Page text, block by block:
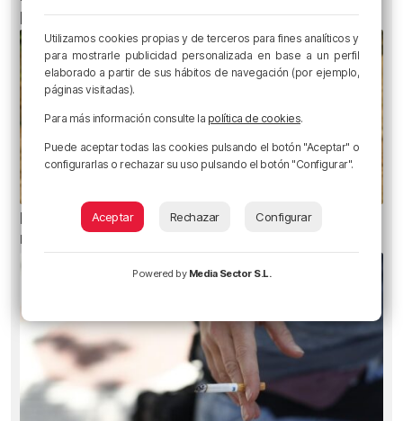
pueden dañar la retina durante el eclipse
El aviso de los pediatras ante el eclipse: una
mirada puede causar daños irreversibles
Utilizamos cookies propias y de terceros para fines analíticos y
para mostrarle publicidad personalizada en base a un perfil
elaborado a partir de sus hábitos de navegación (por ejemplo,
páginas visitadas).
Para más información consulte la política de cookies.
Puede aceptar todas las cookies pulsando el botón "Aceptar" o
configurarlas o rechazar su uso pulsando el botón "Configurar".
Aceptar Rechazar Configurar
Powered by Media Sector S.L.